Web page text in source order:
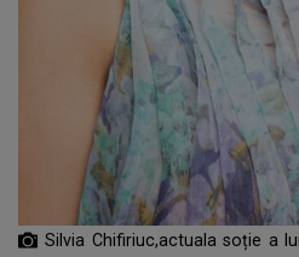
Silvia Chifiriuc,actuala soție a